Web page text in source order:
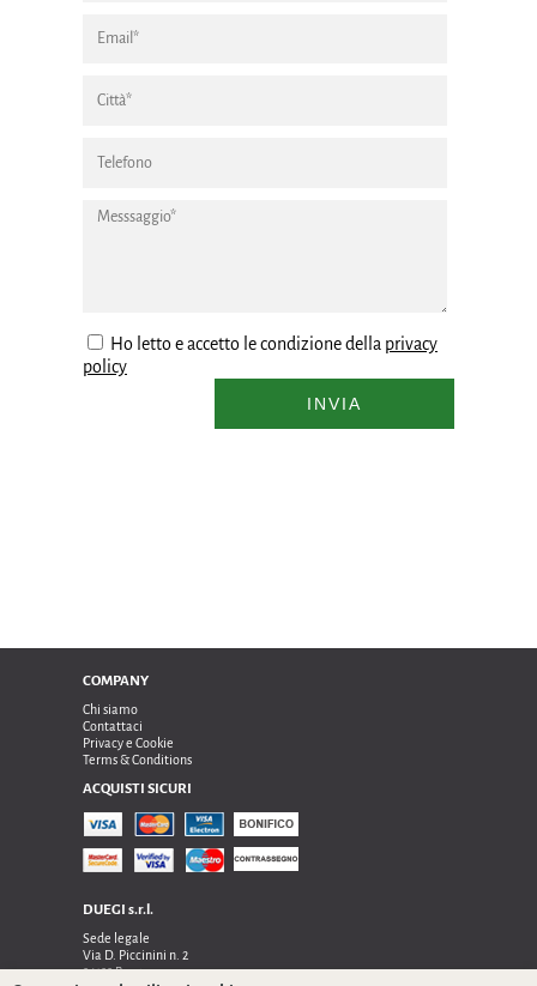
Ho letto e accetto le condizione della privacy
policy
INVIA
COMPANY
Chi siamo
Contattaci
Privacy e Cookie
Terms & Conditions
ACQUISTI SICURI
DUEGI s.r.l.
Sede legale
Via D. Piccinini n. 2
24122 Bergamo